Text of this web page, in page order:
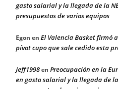
gasto salarial y la llegada de la
presupuestos de varios equipos
Egon en El Valencia Basket firmó
pívot cupo que sale cedido esta
Jeff1998en Preocupación en la
en gasto salarial y la llegada de